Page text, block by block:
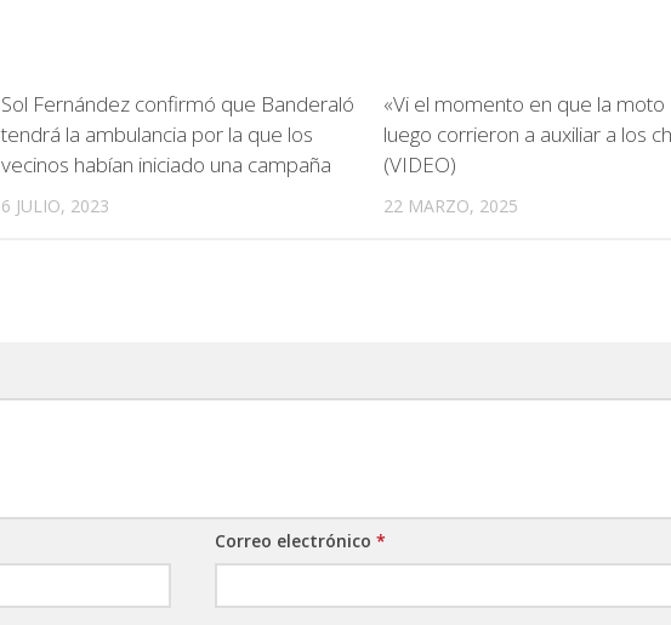
Sol Fernández confirmó que Banderaló
tendrá la ambulancia por la que los
vecinos habían iniciado una campaña
6 JULIO, 2023
«Vi el momento en que la moto
luego corrieron a auxiliar a los
(VIDEO)
22 MARZO, 2025
Correo electrónico*